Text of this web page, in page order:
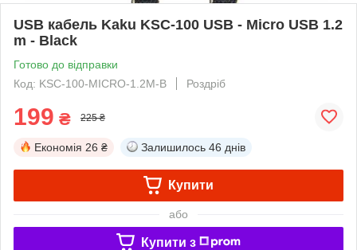
USB кабель Kaku KSC-100 USB - Micro USB 1.2
m - Black
Готово до відправки
Код: KSC-100-MICRO-1.2M-B
Роздріб
199 ₴ 225 ₴
Економія 26 ₴ Залишилось 46 днів
Купити
або
Купити з